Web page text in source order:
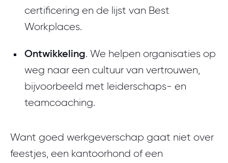
certificering en de lijst van Best
Workplaces.
Ontwikkeling. We helpen organisaties op
weg naar een cultuur van vertrouwen,
bijvoorbeeld met leiderschaps- en
teamcoaching.
Want goed werkgeverschap gaat niet over
feestjes, een kantoorhond of een